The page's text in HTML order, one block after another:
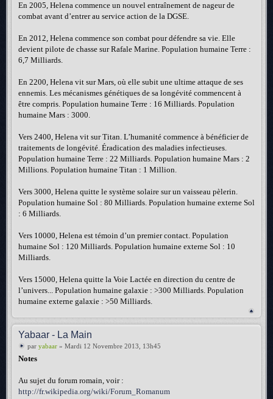
En 2005, Helena commence un nouvel entraînement de nageur de
combat avant d’entrer au service action de la DGSE.
En 2012, Helena commence son combat pour défendre sa vie. Elle
devient pilote de chasse sur Rafale Marine. Population humaine Terre :
6,7 Milliards.
En 2200, Helena vit sur Mars, où elle subit une ultime attaque de ses
ennemis. Les mécanismes génétiques de sa longévité commencent à
être compris. Population humaine Terre : 16 Milliards. Population
humaine Mars : 3000.
Vers 2400, Helena vit sur Titan. L’humanité commence à bénéficier de
traitements de longévité. Éradication des maladies infectieuses.
Population humaine Terre : 22 Milliards. Population humaine Mars : 2
Millions. Population humaine Titan : 1 Million.
Vers 3000, Helena quitte le système solaire sur un vaisseau pèlerin.
Population humaine Sol : 80 Milliards. Population humaine externe Sol
: 6 Milliards.
Vers 10000, Helena est témoin d’un premier contact. Population
humaine Sol : 120 Milliards. Population humaine externe Sol : 10
Milliards.
Vers 15000, Helena quitte la Voie Lactée en direction du centre de
l’univers... Population humaine galaxie : >300 Milliards. Population
humaine externe galaxie : >50 Milliards.
Yabaar - La Main
par yabaar » Mardi 12 Novembre 2013, 13h45
Notes
Au sujet du forum romain, voir :
http://fr.wikipedia.org/wiki/Forum_Romanum